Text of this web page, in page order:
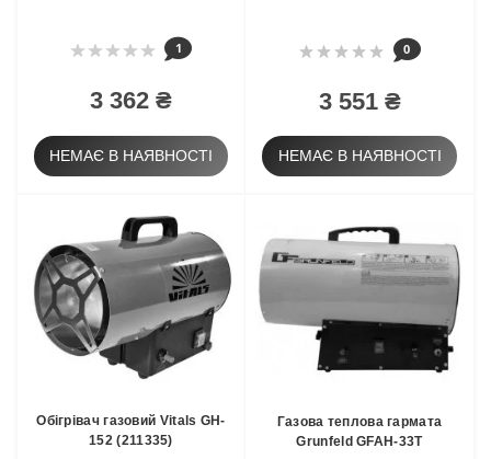
1
3 362 ₴
НЕМАЄ В НАЯВНОСТІ
0
3 551 ₴
НЕМАЄ В НАЯВНОСТІ
Обігрівач газовий Vitals GH-
152 (211335)
Газова теплова гармата
Grunfeld GFAH-33T